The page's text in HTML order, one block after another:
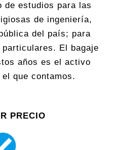
de estudios para las
de ingeniería,
del país; para
El bagaje
años es el activo
que contamos.
PRECIO